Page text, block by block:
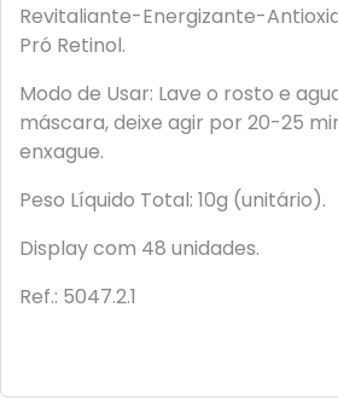
Revitaliante-Energizante-
Pró Retinol.
Modo de Usar: Lave o rosto e
máscara, deixe agir por 20-25
enxague.
Peso Líquido Total: 10g (unitário).
Display com 48 unidades.
Ref.: 5047.2.1